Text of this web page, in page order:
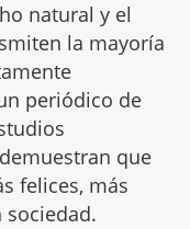
natural y el
la mayoría
periódico de
que
felices, más
sociedad.